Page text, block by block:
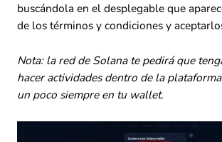
buscándola en el desplegable que
de los términos y condiciones y
Nota: la red de Solana te pedirá que
hacer actividades dentro de la
un poco siempre en tu wallet.